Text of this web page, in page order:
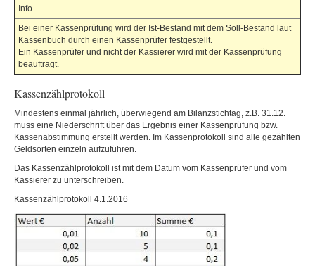
Info
Bei einer Kassenprüfung wird der Ist-Bestand mit dem Soll-Bestand laut
Kassenbuch durch einen Kassenprüfer festgestellt.
Ein Kassenprüfer und nicht der Kassierer wird mit der Kassenprüfung
beauftragt.
Kassenzählprotokoll
Mindestens einmal jährlich, überwiegend am Bilanzstichtag, z.B. 31.12.
muss eine Niederschrift über das Ergebnis einer Kassenprüfung bzw.
Kassenabstimmung erstellt werden. Im Kassenprotokoll sind alle gezählten
Geldsorten einzeln aufzuführen.
Das Kassenzählprotokoll ist mit dem Datum vom Kassenprüfer und vom
Kassierer zu unterschreiben.
Kassenzählprotokoll 4.1.2016